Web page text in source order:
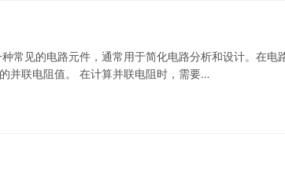
常见的电路元件，通常用于简化电路分析和设计。在电
并联电阻值。 在计算并联电阻时，需要…